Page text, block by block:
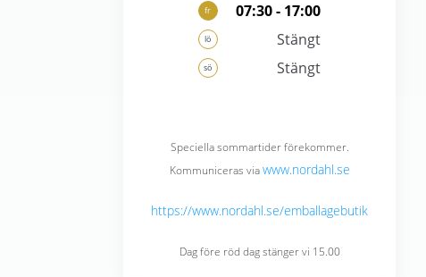
fr 07:30 - 17:00
lö Stängt
sö Stängt
Speciella sommartider förekommer.
Kommuniceras viawww.nordahl.se
https://www.nordahl.se/emballagebutik
Dag före röd dag stänger vi 15.00